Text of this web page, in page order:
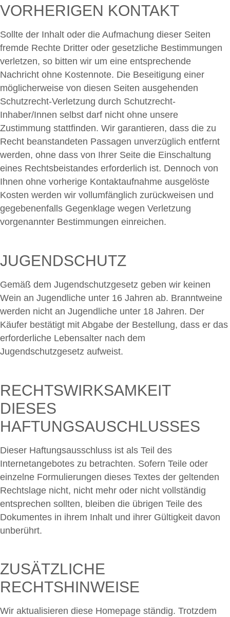
VORHERIGEN KONTAKT
Sollte der Inhalt oder die Aufmachung dieser Seiten
fremde Rechte Dritter oder gesetzliche Bestimmungen
verletzen, so bitten wir um eine entsprechende
Nachricht ohne Kostennote. Die Beseitigung einer
möglicherweise von diesen Seiten ausgehenden
Schutzrecht-Verletzung durch Schutzrecht-
Inhaber/Innen selbst darf nicht ohne unsere
Zustimmung stattfinden. Wir garantieren, dass die zu
Recht beanstandeten Passagen unverzüglich entfernt
werden, ohne dass von Ihrer Seite die Einschaltung
eines Rechtsbeistandes erforderlich ist. Dennoch von
Ihnen ohne vorherige Kontaktaufnahme ausgelöste
Kosten werden wir vollumfänglich zurückweisen und
gegebenenfalls Gegenklage wegen Verletzung
vorgenannter Bestimmungen einreichen.
JUGENDSCHUTZ
Gemäß dem Jugendschutzgesetz geben wir keinen
Wein an Jugendliche unter 16 Jahren ab. Branntweine
werden nicht an Jugendliche unter 18 Jahren. Der
Käufer bestätigt mit Abgabe der Bestellung, dass er das
erforderliche Lebensalter nach dem
Jugendschutzgesetz aufweist.
RECHTSWIRKSAMKEIT
DIESES
HAFTUNGSAUSCHLUSSES
Dieser Haftungsausschluss ist als Teil des
Internetangebotes zu betrachten. Sofern Teile oder
einzelne Formulierungen dieses Textes der geltenden
Rechtslage nicht, nicht mehr oder nicht vollständig
entsprechen sollten, bleiben die übrigen Teile des
Dokumentes in ihrem Inhalt und ihrer Gültigkeit davon
unberührt.
ZUSÄTZLICHE
RECHTSHINWEISE
Wir aktualisieren diese Homepage ständig. Trotzdem